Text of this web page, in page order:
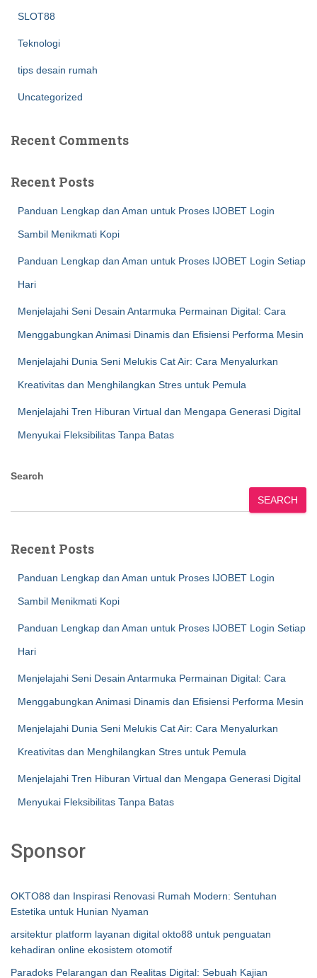
SLOT88
Teknologi
tips desain rumah
Uncategorized
Recent Comments
Recent Posts
Panduan Lengkap dan Aman untuk Proses IJOBET Login
Sambil Menikmati Kopi
Panduan Lengkap dan Aman untuk Proses IJOBET Login Setiap
Hari
Menjelajahi Seni Desain Antarmuka Permainan Digital: Cara
Menggabungkan Animasi Dinamis dan Efisiensi Performa Mesin
Menjelajahi Dunia Seni Melukis Cat Air: Cara Menyalurkan
Kreativitas dan Menghilangkan Stres untuk Pemula
Menjelajahi Tren Hiburan Virtual dan Mengapa Generasi Digital
Menyukai Fleksibilitas Tanpa Batas
Search
SEARCH
Recent Posts
Panduan Lengkap dan Aman untuk Proses IJOBET Login
Sambil Menikmati Kopi
Panduan Lengkap dan Aman untuk Proses IJOBET Login Setiap
Hari
Menjelajahi Seni Desain Antarmuka Permainan Digital: Cara
Menggabungkan Animasi Dinamis dan Efisiensi Performa Mesin
Menjelajahi Dunia Seni Melukis Cat Air: Cara Menyalurkan
Kreativitas dan Menghilangkan Stres untuk Pemula
Menjelajahi Tren Hiburan Virtual dan Mengapa Generasi Digital
Menyukai Fleksibilitas Tanpa Batas
Sponsor
OKTO88 dan Inspirasi Renovasi Rumah Modern: Sentuhan
Estetika untuk Hunian Nyaman
arsitektur platform layanan digital okto88 untuk penguatan
kehadiran online ekosistem otomotif
Paradoks Pelarangan dan Realitas Digital: Sebuah Kajian